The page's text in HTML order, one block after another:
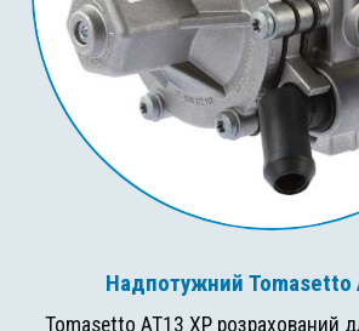
Надпотужний Tomasetto
Tomasetto AT13 XP розрахований